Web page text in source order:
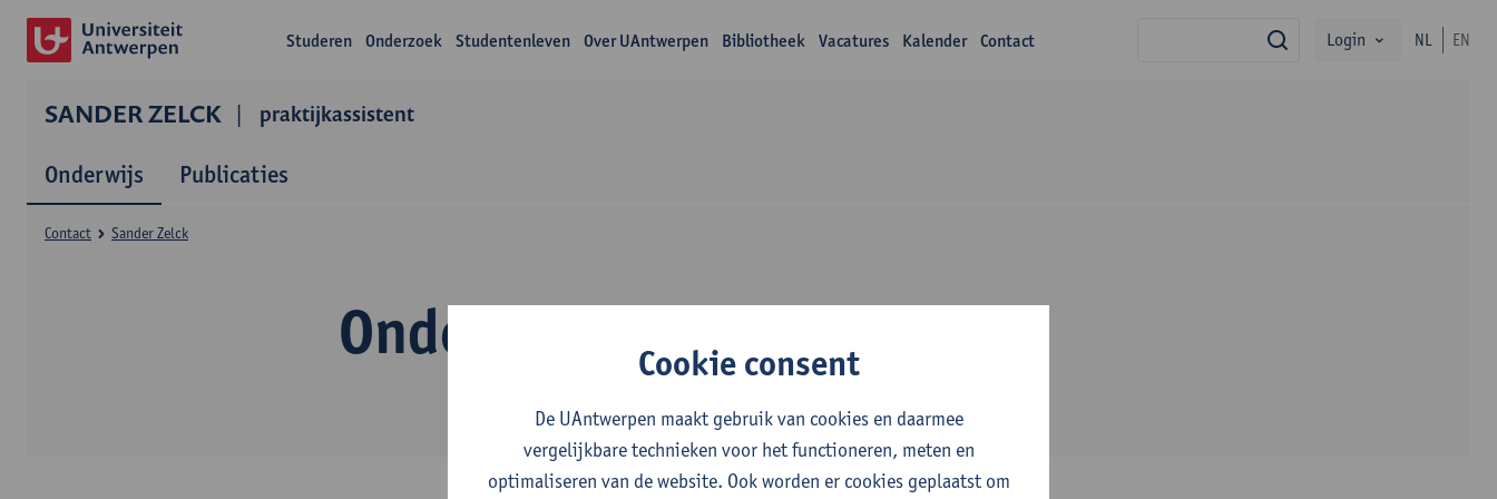
Studeren Onderzoek Studentenleven Over UAntwerpen Bibliotheek Vacatures Kalender Contact zoekLogin NL EN
SANDER ZELCK praktijkassistent
Onderwijs Publicaties
Onderwijs Sander Zelck
Contact Sander Zelck
Cookie consent
De UAntwerpen maakt gebruik van cookies en daarmee
vergelijkbare technieken voor het functioneren, meten en
optimaliseren van de website. Ook worden er cookies geplaatst om